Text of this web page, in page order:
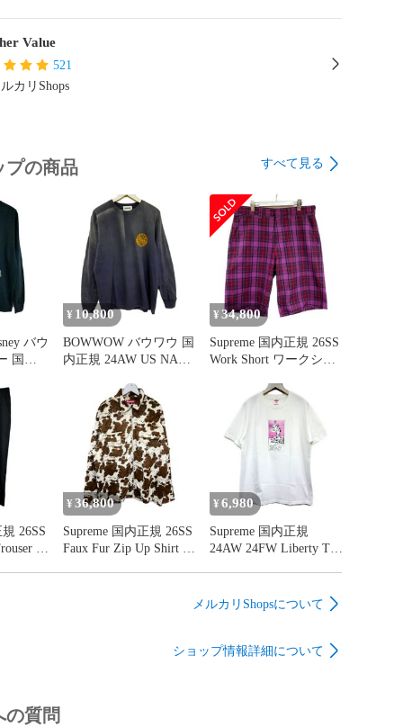
Value
521
カリShops
プの商品 すべて見る
バウ
国内
キーマ
テー
ラッ
¥ 10,800
BOWWOW バウワウ 国
内正規 24AW US NAVY
リーブTシャツ 長袖 ビ
ンテージ加工 フェード
加工 BW242-UNSL
NAVY AGING ネイビー
¥34,800
Supreme 国内正規 26SS
Work Short ワークショ
Plaid パープルプレイド
26SS
レ
¥ 36,800
Supreme 国内正規 26SS
Faux Fur Zip Up Shirt フ
¥ 6,980
Supreme 国内正規
24AW 24FW Liberty Tee
White ホワイト 白 M
メルカリShopsについて
ショップ情報詳細について
の質問